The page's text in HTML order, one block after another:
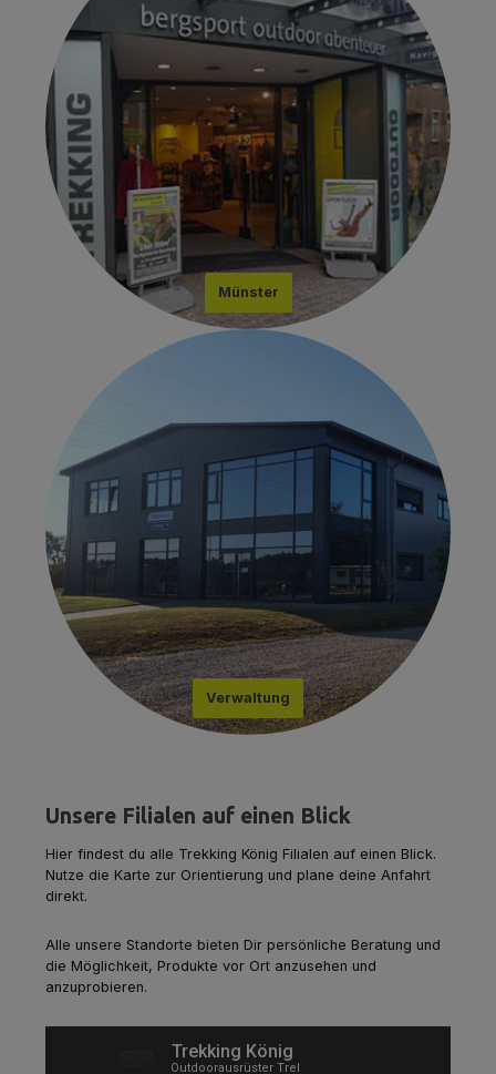
Münster
Verwaltung
Unsere Filialen auf einen Blick
Hier findest du alle Trekking König Filialen auf einen Blick.
Nutze die Karte zur Orientierung und plane deine Anfahrt
direkt.
Alle unsere Standorte bieten Dir persönliche Beratung und
die Möglichkeit, Produkte vor Ort anzusehen und
anzuprobieren.